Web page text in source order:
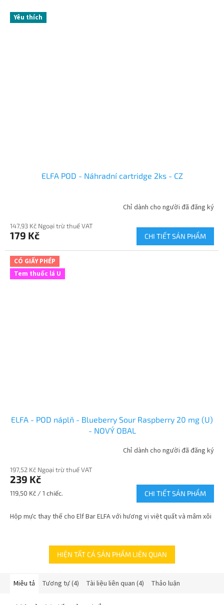
Yêu thích
ELFA POD - Náhradní cartridge 2ks - CZ
Chỉ dành cho người đã đăng ký
147,93 Kč Ngoại trừ thuế VAT
179 Kč CHI TIẾT SẢN PHẨM
CÓ GIẤY PHÉP
Tem thuốc lá U
ELFA - POD náplň - Blueberry Sour Raspberry 20 mg (U)
- NOVÝ OBAL
Chỉ dành cho người đã đăng ký
197,52 Kč Ngoại trừ thuế VAT
239 Kč
Giá
119,50 Kč / 1 chiếc. CHI TIẾT SẢN PHẨM
Hộp mực thay thế cho Elf Bar ELFA với hương vị việt quất và mâm xôi
HIỆN TẤT CẢ SẢN PHẨM LIÊN QUAN
Miêu tả Tương tự (4) Tài liệu liên quan (4) Thảo luận